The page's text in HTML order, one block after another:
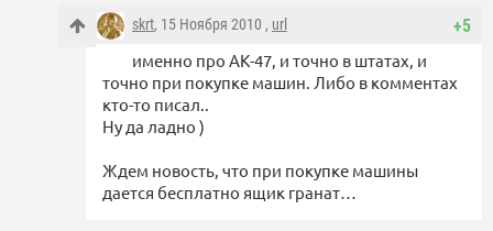
+5
skrt, 15 Ноября 2010 , url
именно про АК-47, и точно в штатах, и
точно при покупке машин. Либо в комментах
кто-то писал..
Ну да ладно )
Ждем новость, что при покупке машины
дается бесплатно ящик гранат…